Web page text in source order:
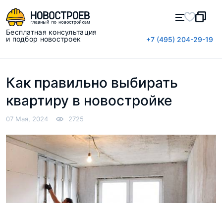
Бесплатная консультация
и подбор новостроек
+7 (495) 204-29-19
Как правильно выбирать
квартиру в новостройке
07 Мая, 2024 2725